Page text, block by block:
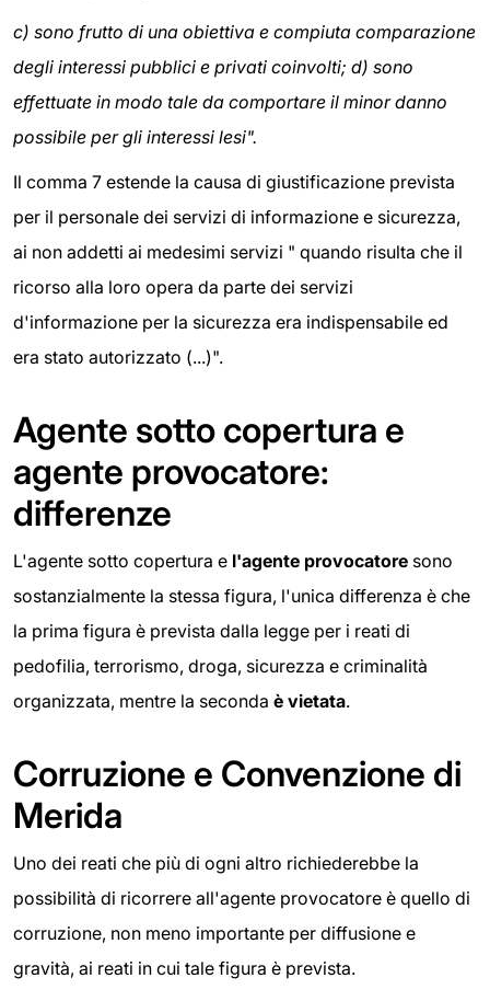
c) sono frutto di una obiettiva e compiuta comparazione
degli interessi pubblici e privati coinvolti; d) sono
effettuate in modo tale da comportare il minor danno
possibile per gli interessi lesi".
Il comma 7 estende la causa di giustificazione prevista
per il personale dei servizi di informazione e sicurezza,
ai non addetti ai medesimi servizi " quando risulta che il
ricorso alla loro opera da parte dei servizi
d'informazione per la sicurezza era indispensabile ed
era stato autorizzato (...)".
Agente sotto copertura e
agente provocatore:
differenze
L'agente sotto copertura e l'agente provocatore sono
sostanzialmente la stessa figura, l'unica differenza è che
la prima figura è prevista dalla legge per i reati di
pedofilia, terrorismo, droga, sicurezza e criminalità
organizzata, mentre la seconda è vietata.
Corruzione e Convenzione di
Merida
Uno dei reati che più di ogni altro richiederebbe la
possibilità di ricorrere all'agente provocatore è quello di
corruzione, non meno importante per diffusione e
gravità, ai reati in cui tale figura è prevista.